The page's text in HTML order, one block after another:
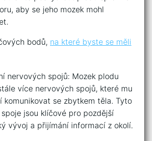
‌aby se⁣ jeho⁤ mozek mohl
bodů, na které byste ‍se ​měli
nervových⁣ spojů: Mozek plodu
více nervových spojů, ‌které⁢ mu
‍komunikovat se zbytkem ​těla. Tyto
jsou klíčové pro pozdější
vývoj a přijímání ​informací ⁢z okolí.